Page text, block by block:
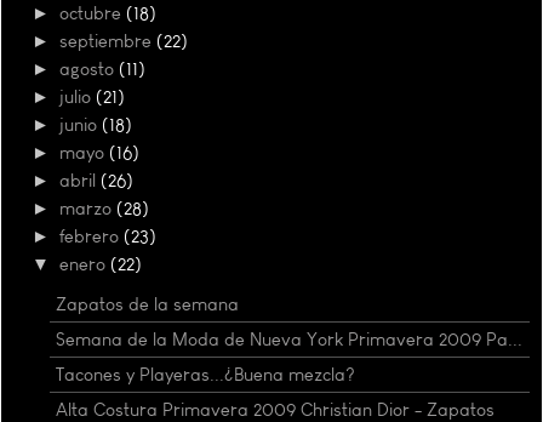
► octubre (18)
► septiembre (22)
► agosto (11)
► julio (21)
► junio (18)
► mayo (16)
► abril (26)
► marzo (28)
► febrero (23)
▼ enero (22)
Zapatos de la semana
Semana de la Moda de Nueva York Primavera 2009 Pa...
Tacones y Playeras...¿Buena mezcla?
Alta Costura Primavera 2009 Christian Dior - Zapatos